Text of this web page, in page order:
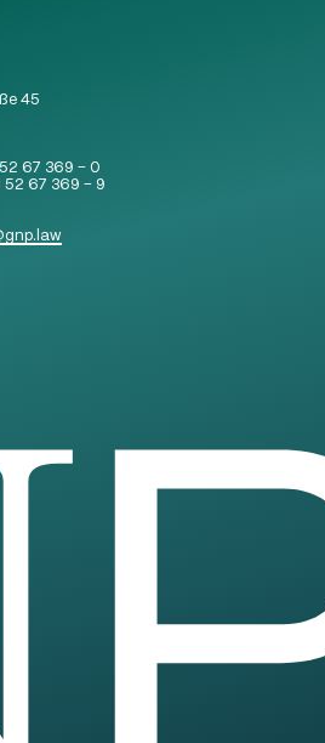
45
67 369 – 0
52 67 369 – 9
gnp.law